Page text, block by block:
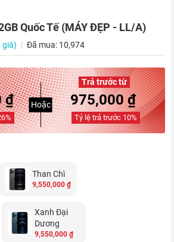
Quốc Tế (MÁY ĐẸP - LL/A)
giá) Đã mua: 10,974
₫
%
Hoặc
Trả trước từ
975,000 ₫
Tỷ lệ trả trước 10%
Than Chì
9,550,000 ₫
Xanh Đại
Dương
9,550,000 ₫